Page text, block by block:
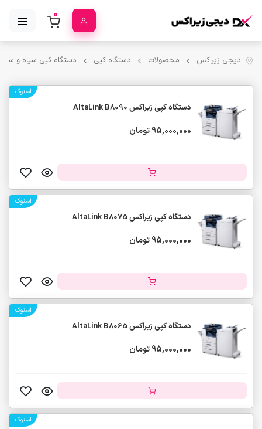
0
دیجی زیراکس محصولات دستگاه کپی دستگاه کپی سیاه و
استوک
دستگاه کپی زیراکس AltaLink B8090
95,000,000 تومان
استوک
دستگاه کپی زیراکس AltaLink B8075
95,000,000 تومان
استوک
دستگاه کپی زیراکس AltaLink B8065
95,000,000 تومان
استوک